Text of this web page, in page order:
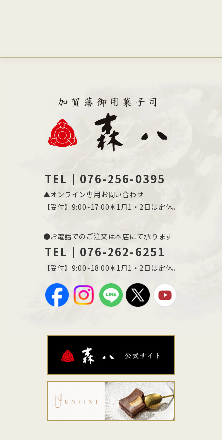
TEL｜076-256-0395
▲オンライン専用お問い合わせ
【受付】9:00~17:00＊1月1・2日は定休。
●お電話でのご注文は本店にて承ります
TEL｜076-262-6251
【受付】9:00~18:00＊1月1・2日は定休。